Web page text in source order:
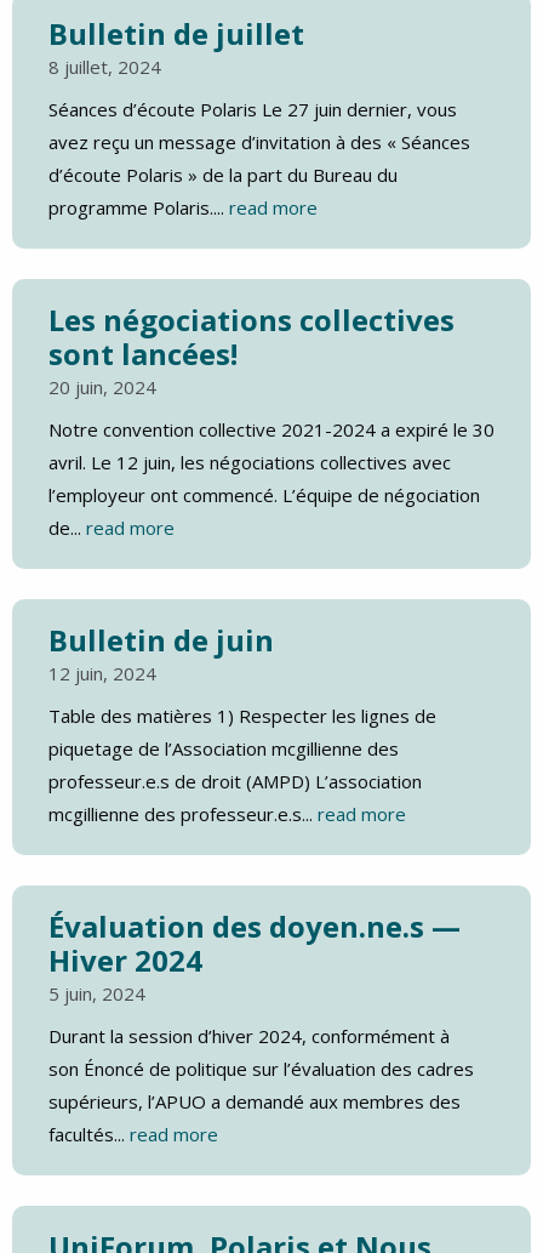
Bulletin de juillet
8 juillet, 2024
Séances d’écoute Polaris Le 27 juin dernier, vous
avez reçu un message d’invitation à des « Séances
d’écoute Polaris » de la part du Bureau du
programme Polaris.... read more
Les négociations collectives
sont lancées!
20 juin, 2024
Notre convention collective 2021-2024 a expiré le 30
avril. Le 12 juin, les négociations collectives avec
l’employeur ont commencé. L’équipe de négociation
de... read more
Bulletin de juin
12 juin, 2024
Table des matières 1) Respecter les lignes de
piquetage de l’Association mcgillienne des
professeur.e.s de droit (AMPD) L’association
mcgillienne des professeur.e.s... read more
Évaluation des doyen.ne.s —
Hiver 2024
5 juin, 2024
Durant la session d’hiver 2024, conformément à
son Énoncé de politique sur l’évaluation des cadres
supérieurs, l’APUO a demandé aux membres des
facultés... read more